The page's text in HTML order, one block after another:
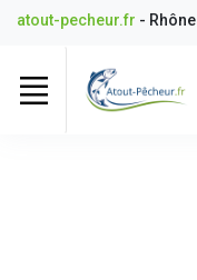
atout-pecheur.fr - Rhône